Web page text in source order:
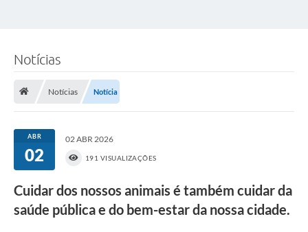
Notícias
Notícias Notícia
ABR
02
02 ABR 2026
191 VISUALIZAÇÕES
Cuidar dos nossos animais é também cuidar da
saúde pública e do bem-estar da nossa cidade.